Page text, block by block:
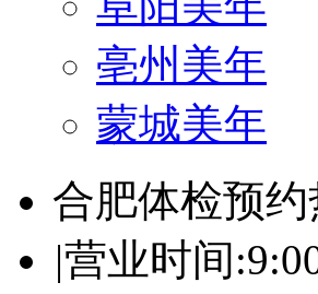
亳州美年
蒙城美年
合肥体检预约
|营业时间